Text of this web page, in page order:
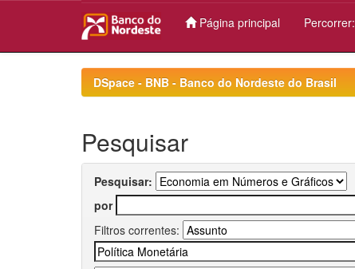
Página principal Percorrer:
DSpace - BNB - Banco do Nordeste do Brasil
Pesquisar
Pesquisar:
por
Filtros correntes: